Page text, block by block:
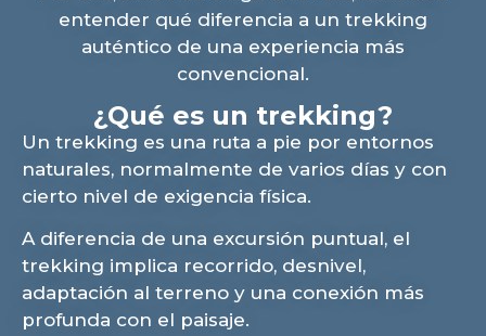
entender qué diferencia a un trekking
auténtico de una experiencia más
convencional.
¿Qué es un trekking?
Un trekking es una ruta a pie por entornos
naturales, normalmente de varios días y con
cierto nivel de exigencia física.
A diferencia de una excursión puntual, el
trekking implica recorrido, desnivel,
adaptación al terreno y una conexión más
profunda con el paisaje.